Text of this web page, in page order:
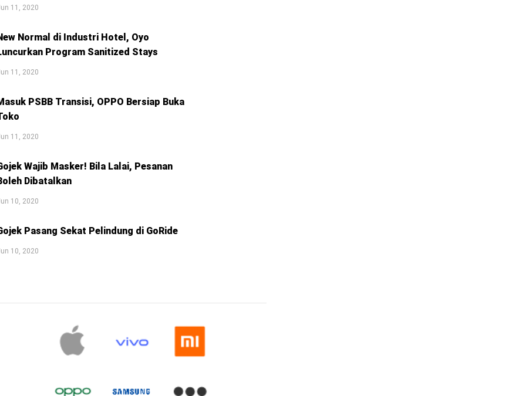
11, 2020
Normal di Industri Hotel, Oyo
Program Sanitized Stays
11, 2020
PSBB Transisi, OPPO Bersiap Buka
11, 2020
Wajib Masker! Bila Lalai, Pesanan
Dibatalkan
10, 2020
Pasang Sekat Pelindung di GoRide
10, 2020